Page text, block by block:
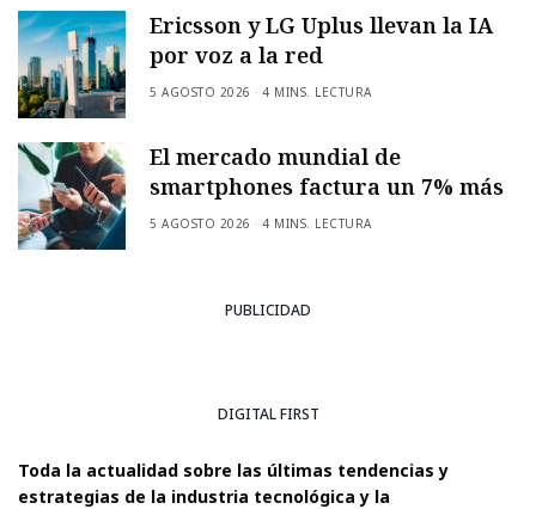
Ericsson y LG Uplus llevan la IA
por voz a la red
5 AGOSTO 2026 4 MINS. LECTURA
El mercado mundial de
smartphones factura un 7% más
5 AGOSTO 2026 4 MINS. LECTURA
PUBLICIDAD
DIGITAL FIRST
Toda la actualidad sobre las últimas tendencias y
estrategias de la industria tecnológica y la